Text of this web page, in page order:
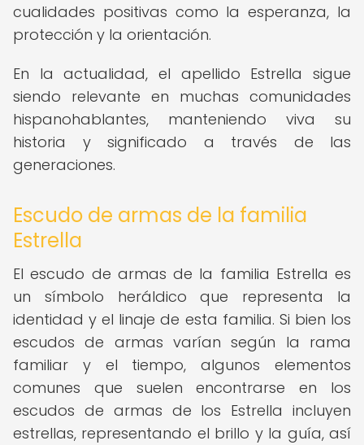
cualidades positivas como la esperanza, la
protección y la orientación.
En la actualidad, el apellido Estrella sigue
siendo relevante en muchas comunidades
hispanohablantes, manteniendo viva su
historia y significado a través de las
generaciones.
Escudo de armas de la familia
Estrella
El escudo de armas de la familia Estrella es
un símbolo heráldico que representa la
identidad y el linaje de esta familia. Si bien los
escudos de armas varían según la rama
familiar y el tiempo, algunos elementos
comunes que suelen encontrarse en los
escudos de armas de los Estrella incluyen
estrellas, representando el brillo y la guía, así